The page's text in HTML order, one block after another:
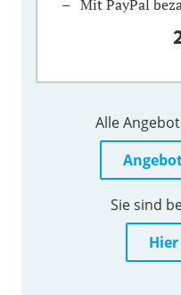
Mit PayPal
Alle
Sie sind